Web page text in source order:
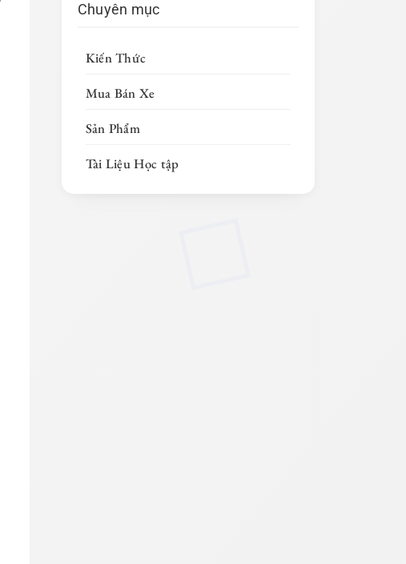
Chuyên mục
Kiến Thức
Mua Bán Xe
Sản Phẩm
Tài Liệu Học tập